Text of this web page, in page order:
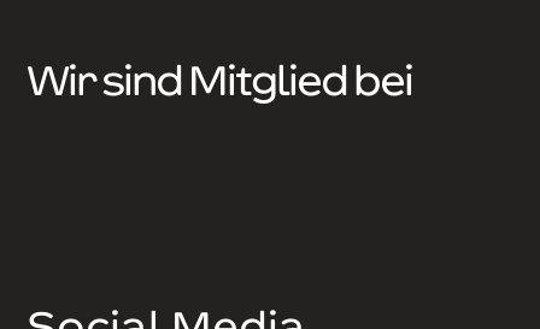
Wir sind Mitglied bei